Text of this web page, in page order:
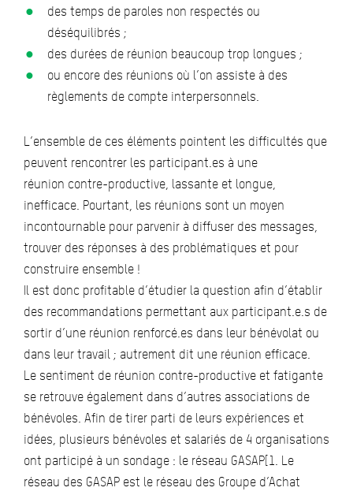
des temps de paroles non respectés ou
déséquilibrés ;
des durées de réunion beaucoup trop longues ;
ou encore des réunions où l’on assiste à des
règlements de compte interpersonnels.
L’ensemble de ces éléments pointent les difficultés que
peuvent rencontrer les participant.es à une
réunion contre-productive, lassante et longue,
inefficace. Pourtant, les réunions sont un moyen
incontournable pour parvenir à diffuser des messages,
trouver des réponses à des problématiques et pour
construire ensemble !
Il est donc profitable d’étudier la question afin d’établir
des recommandations permettant aux participant.e.s de
sortir d’une réunion renforcé.es dans leur bénévolat ou
dans leur travail ; autrement dit une réunion efficace.
Le sentiment de réunion contre-productive et fatigante
se retrouve également dans d’autres associations de
bénévoles. Afin de tirer parti de leurs expériences et
idées, plusieurs bénévoles et salariés de 4 organisations
ont participé à un sondage : le réseau GASAP[1. Le
réseau des GASAP est le réseau des Groupe d’Achat